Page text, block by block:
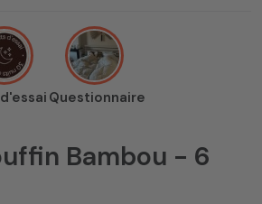
Questionnaire
Bambou - 6